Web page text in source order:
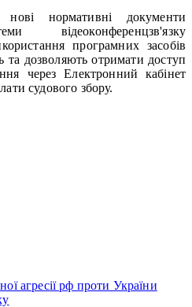
нормативні документи
відеоконференцзв'язку
програмних засобів
та дозволяють отримати доступ
через Електронний кабінет
судового збору.
агресії рф проти України